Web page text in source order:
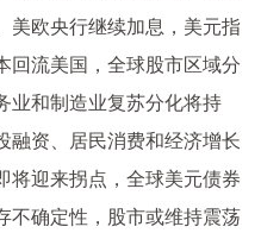
美欧央行继续加息，美元指
回流美国，全球股市区域分
业和制造业复苏分化将持
融资、居民消费和经济增长
将迎来拐点，全球美元债券
不确定性，股市或维持震荡